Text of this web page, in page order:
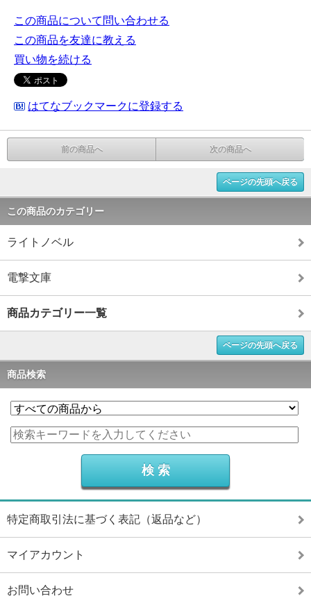
この商品について問い合わせる
この商品を友達に教える
買い物を続ける
はてなブックマークに登録する
前の商品へ 次の商品へ
ページの先頭へ戻る
この商品のカテゴリー
ライトノベル
電撃文庫
商品カテゴリー一覧
ページの先頭へ戻る
商品検索
特定商取引法に基づく表記（返品など）
マイアカウント
お問い合わせ